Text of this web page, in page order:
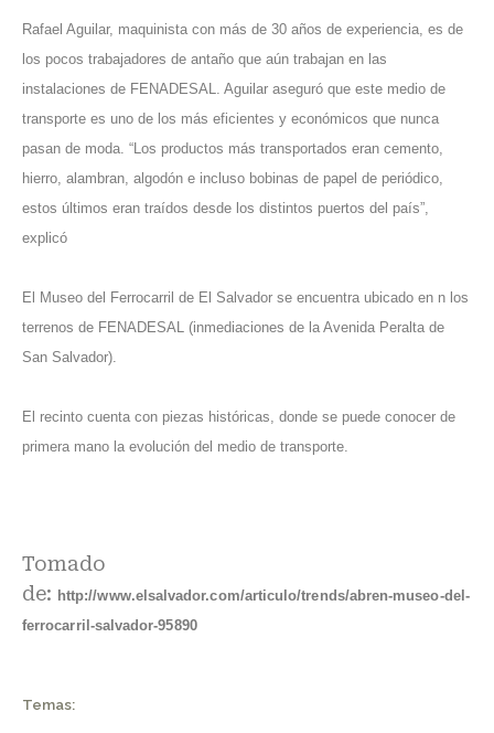
Rafael Aguilar, maquinista con más de 30 años de experiencia, es de
los pocos trabajadores de antaño que aún trabajan en las
instalaciones de FENADESAL. Aguilar aseguró que este medio de
transporte es uno de los más eficientes y económicos que nunca
pasan de moda. “Los productos más transportados eran cemento,
hierro, alambran, algodón e incluso bobinas de papel de periódico,
estos últimos eran traídos desde los distintos puertos del país”,
explicó
El Museo del Ferrocarril de El Salvador se encuentra ubicado en n los
terrenos de FENADESAL (inmediaciones de la Avenida Peralta de
San Salvador).
El recinto cuenta con piezas históricas, donde se puede conocer de
primera mano la evolución del medio de transporte.
Tomado
de: http://www.elsalvador.com/articulo/trends/abren-museo-del-
ferrocarril-salvador-95890
Temas: